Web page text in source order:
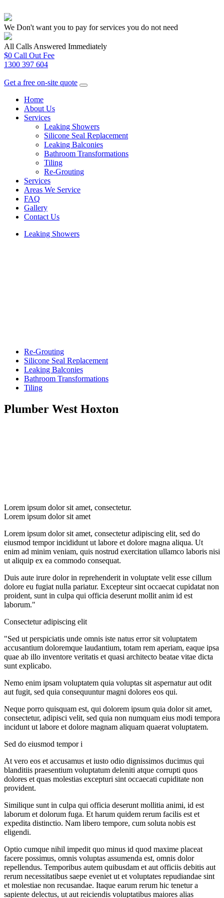
We Don't want you to pay for services you do not need
All Calls Answered Immediately
$0 Call Out Fee
1300 397 604
Get a free on-site quote
Home
About Us
Services
Leaking Showers
Silicone Seal Replacement
Leaking Balconies
Bathroom Transformations
Tiling
Re-Grouting
Services
Areas We Service
FAQ
Gallery
Contact Us
Leaking Showers
Re-Grouting
Silicone Seal Replacement
Leaking Balconies
Bathroom Transformations
Tiling
Plumber West Hoxton
Lorem ipsum dolor sit amet, consectetur.
Lorem ipsum dolor sit amet
Lorem ipsum dolor sit amet, consectetur adipiscing elit, sed do
eiusmod tempor incididunt ut labore et dolore magna aliqua. Ut
enim ad minim veniam, quis nostrud exercitation ullamco laboris nisi
ut aliquip ex ea commodo consequat.
Duis aute irure dolor in reprehenderit in voluptate velit esse cillum
dolore eu fugiat nulla pariatur. Excepteur sint occaecat cupidatat non
proident, sunt in culpa qui officia deserunt mollit anim id est
laborum."
Consectetur adipiscing elit
"Sed ut perspiciatis unde omnis iste natus error sit voluptatem
accusantium doloremque laudantium, totam rem aperiam, eaque ipsa
quae ab illo inventore veritatis et quasi architecto beatae vitae dicta
sunt explicabo.
Nemo enim ipsam voluptatem quia voluptas sit aspernatur aut odit
aut fugit, sed quia consequuntur magni dolores eos qui.
Neque porro quisquam est, qui dolorem ipsum quia dolor sit amet,
consectetur, adipisci velit, sed quia non numquam eius modi tempora
incidunt ut labore et dolore magnam aliquam quaerat voluptatem.
Sed do eiusmod tempor i
At vero eos et accusamus et iusto odio dignissimos ducimus qui
blanditiis praesentium voluptatum deleniti atque corrupti quos
dolores et quas molestias excepturi sint occaecati cupiditate non
provident.
Similique sunt in culpa qui officia deserunt mollitia animi, id est
laborum et dolorum fuga. Et harum quidem rerum facilis est et
expedita distinctio. Nam libero tempore, cum soluta nobis est
eligendi.
Optio cumque nihil impedit quo minus id quod maxime placeat
facere possimus, omnis voluptas assumenda est, omnis dolor
repellendus. Temporibus autem quibusdam et aut officiis debitis aut
rerum necessitatibus saepe eveniet ut et voluptates repudiandae sint
et molestiae non recusandae. Itaque earum rerum hic tenetur a
sapiente delectus, ut aut reiciendis voluptatibus maiores alias